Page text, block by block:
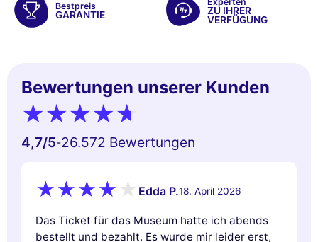
Bestpreis
GARANTIE
ZU IHRER
VERFÜGUNG
Bewertungen unserer Kunden
4,7/5-26.572 Bewertungen
Edda P.18. April 2026
Das Ticket für das Museum hatte ich abends
bestellt und bezahlt. Es wurde mir leider erst,